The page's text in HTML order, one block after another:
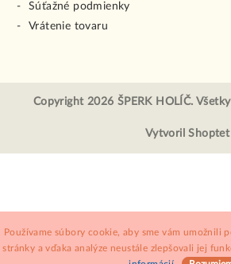
Používame súbory cookie, aby sme vám umožnili
stránky a vďaka analýze neustále zlepšovali jej
Súťažné podmienky
Vrátenie tovaru
Copyright 2026 ŠPERK HOLÍČ.
Vytvoril Shoptet